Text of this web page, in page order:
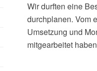
Wir durften eine
durchplanen. Vom
Umsetzung und
mitgearbeitet